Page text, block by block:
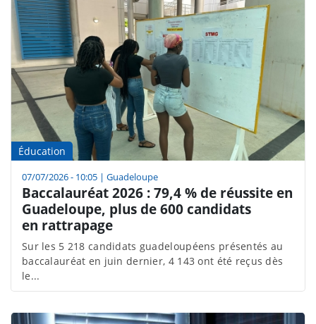
Éducation
07/07/2026 - 10:05 | Guadeloupe
Baccalauréat 2026 : 79,4 % de réussite en
Guadeloupe, plus de 600 candidats
en rattrapage
Sur les 5 218 candidats guadeloupéens présentés au
baccalauréat en juin dernier, 4 143 ont été reçus dès
le...